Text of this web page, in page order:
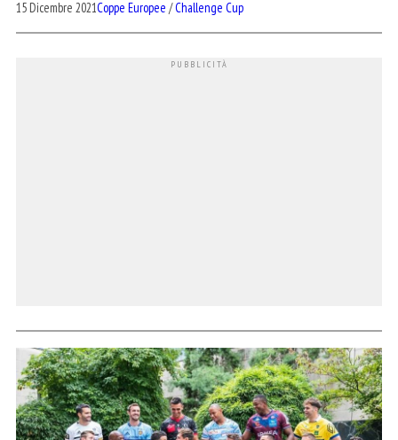
15 Dicembre 2021Coppe Europee /Challenge Cup